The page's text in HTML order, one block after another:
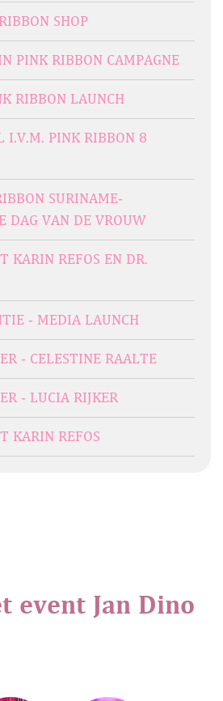
SHOP
PINK RIBBON CAMPAGNE
RIBBON LAUNCH
I.V.M. PINK RIBBON 8
SURINAME-
DAG VAN DE VROUW
KARIN REFOS EN DR.
- MEDIA LAUNCH
- CELESTINE RAALTE
- LUCIA RIJKER
KARIN REFOS
event Jan Dino